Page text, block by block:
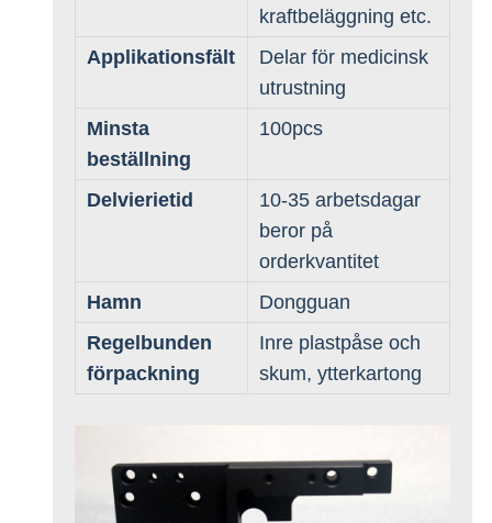
kraftbeläggning etc.
Applikationsfält
Delar för medicinsk
utrustning
Minsta
beställning
100pcs
Delvierietid
10-35 arbetsdagar
beror på
orderkvantitet
Hamn
Dongguan
Regelbunden
förpackning
Inre plastpåse och
skum, ytterkartong